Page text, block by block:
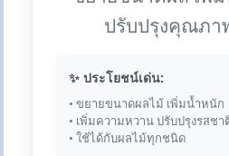
ปรับปรุงคุณภา
✨ ประโยชน์เด่น:
• ขยายขนาดผลไม้ เพิ่มน้ำหนัก
• เพิ่มความหวาน ปรับปรุงรสชา
• ใช้ได้กับผลไม้ทุกชนิด